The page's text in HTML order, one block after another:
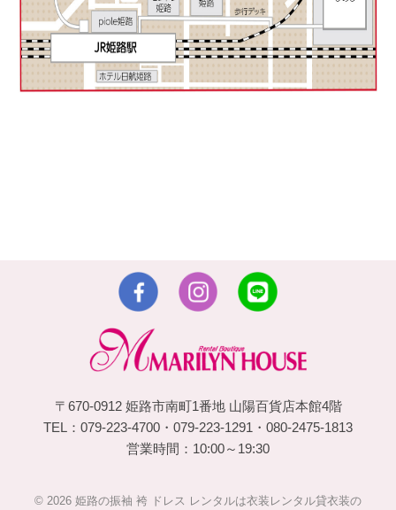
〒670-0912 姫路市南町1番地 山陽百貨店本館4階
TEL：079-223-4700・079-223-1291・080-2475-1813
営業時間：10:00～19:30
© 2026 姫路の振袖 袴 ドレス レンタルは衣装レンタル貸衣装の